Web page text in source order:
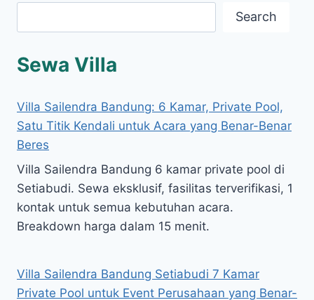
Search
Sewa Villa
Villa Sailendra Bandung: 6 Kamar, Private Pool,
Satu Titik Kendali untuk Acara yang Benar-Benar
Beres
Villa Sailendra Bandung 6 kamar private pool di
Setiabudi. Sewa eksklusif, fasilitas terverifikasi, 1
kontak untuk semua kebutuhan acara.
Breakdown harga dalam 15 menit.
Villa Sailendra Bandung Setiabudi 7 Kamar
Private Pool untuk Event Perusahaan yang Benar-